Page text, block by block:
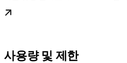
사용량 및 제한